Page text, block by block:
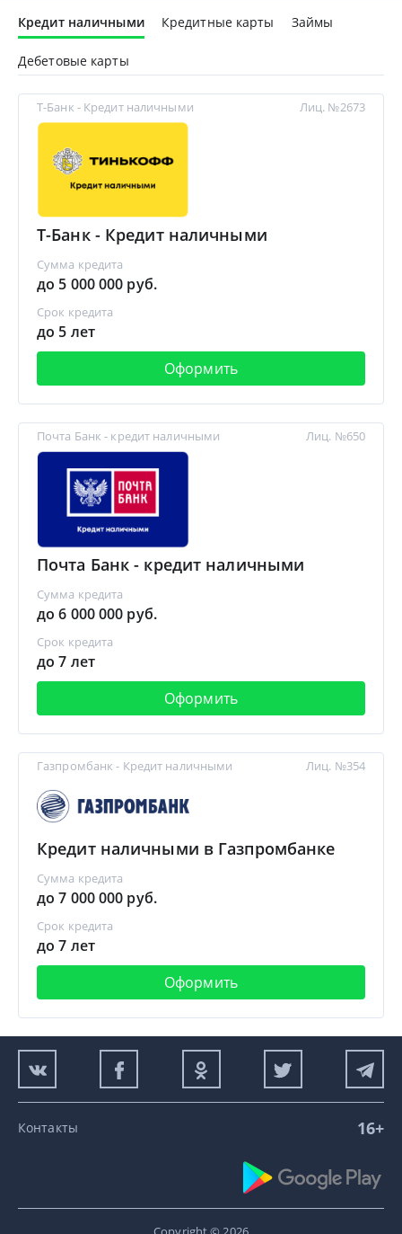
Кредит наличными Кредитные карты Займы
Дебетовые карты
Т-Банк - Кредит наличными
Т-Банк - Кредит наличными
Сумма кредита
до 5 000 000 руб.
Срок кредита
до 5 лет
Оформить
Лиц. №2673
Почта Банк - кредит наличными
Почта Банк - кредит наличными
Сумма кредита
до 6 000 000 руб.
Срок кредита
до 7 лет
Оформить
Лиц. №650
Газпромбанк - Кредит наличными
Кредит наличными в Газпромбанке
Сумма кредита
до 7 000 000 руб.
Срок кредита
до 7 лет
Оформить
Лиц. №354
Контакты 16+